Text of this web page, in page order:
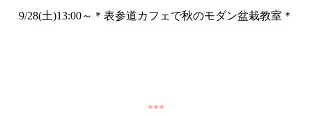
9/28(土)13:00～＊表参道カフェで秋のモダン盆栽教室＊
***